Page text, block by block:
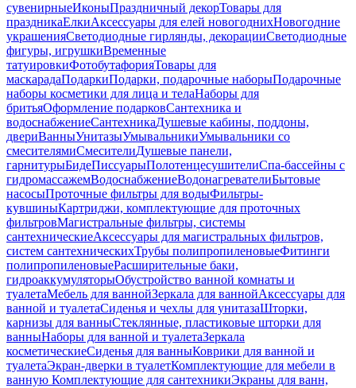
сувенирныеИконыПраздничный декорТовары для
праздникаЕлкиАксессуары для елей новогоднихНовогодние
украшенияСветодиодные гирлянды, декорацииСветодиодные
фигуры, игрушкиВременные
татуировкиФотобутафорияТовары для
маскарадаПодаркиПодарки, подарочные наборыПодарочные
наборы косметики для лица и телаНаборы для
бритьяОформление подарковСантехника и
водоснабжениеСантехникаДушевые кабины, поддоны,
двериВанныУнитазыУмывальникиУмывальники со
смесителямиСмесителиДушевые панели,
гарнитурыБидеПиссуарыПолотенцесушителиСпа-бассейны с
гидромассажемВодоснабжениеВодонагревателиБытовые
насосыПроточные фильтры для водыФильтры-
кувшиныКартриджи, комплектующие для проточных
фильтровМагистральные фильтры, системы
сантехническиеАксессуары для магистральных фильтров,
систем сантехническихТрубы полипропиленовыеФитинги
полипропиленовыеРасширительные баки,
гидроаккумуляторыОбустройство ванной комнаты и
туалетаМебель для ваннойЗеркала для ваннойАксессуары для
ванной и туалетаСиденья и чехлы для унитазаШторки,
карнизы для ванныСтеклянные, пластиковые шторки для
ванныНаборы для ванной и туалетаЗеркала
косметическиеСиденья для ванныКоврики для ванной и
туалетаЭкран-дверки в туалетКомплектующие для мебели в
ванную Комплектующие для сантехникиЭкраны для ванн,